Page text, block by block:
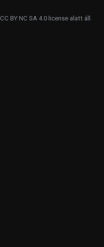
CC BY NC SA 4.0 license alatt áll.